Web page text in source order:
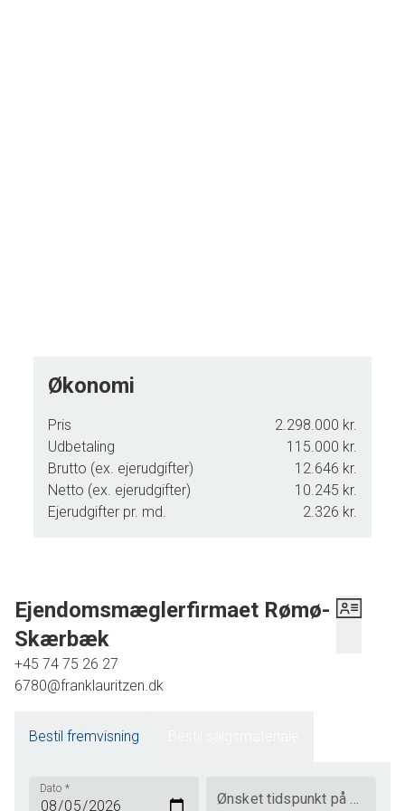
Økonomi
Pris
2.298.000 kr.
Udbetaling
115.000 kr.
Brutto (ex. ejerudgifter)
12.646 kr.
Netto (ex. ejerudgifter)
10.245 kr.
Ejerudgifter pr. md.
2.326 kr.
Ejendomsmæglerfirmaet Rømø-
Skærbæk
+45 74 75 26 27
6780@franklauritzen.dk
Bestil fremvisning
Dato *
Ønsket tidspunkt på dagen